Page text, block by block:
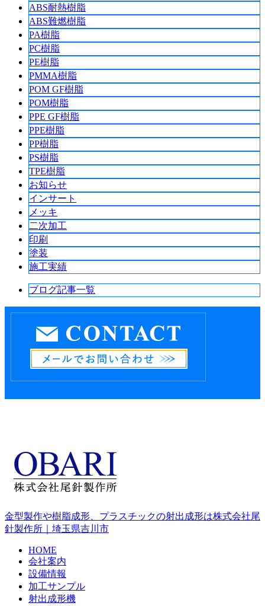
ABS耐熱樹脂
ABS難燃樹脂
PA樹脂
PC樹脂
PE樹脂
PMMA樹脂
POM GF樹脂
POM樹脂
PPE GF樹脂
PPE樹脂
PP樹脂
PS樹脂
TPE樹脂
お知らせ
インサート
メッキ
二次加工
印刷
塗装
施工実績
ブログ記事一覧
金型製作や樹脂成形、プラスチックの射出成形は株式会社尾
針製作所｜埼玉県吉川市
HOME
会社案内
設備情報
加工サンプル
射出成形機